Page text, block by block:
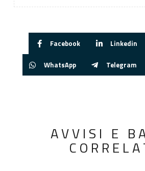
Facebook Linkedin
WhatsApp Telegram
AVVISI E